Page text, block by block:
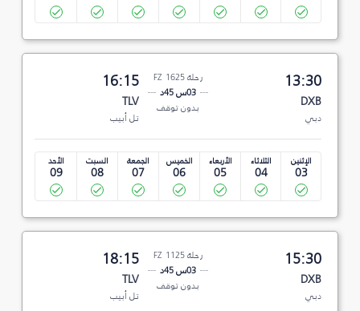
13:30
DXB
دبي
رحلة FZ 1625
03س 45د
بدون توقف
16:15
TLV
تل أبيب
الإثنين
03
الثلاثاء
04
الأربعاء
05
الخميس
06
الجمعة
07
السبت
08
الأحد
09
15:30
DXB
دبي
رحلة FZ 1125
03س 45د
بدون توقف
18:15
TLV
تل أبيب